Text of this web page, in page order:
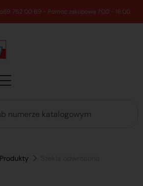
69 - Pomoc zakupowa 7:00 - 16:00
Produkty